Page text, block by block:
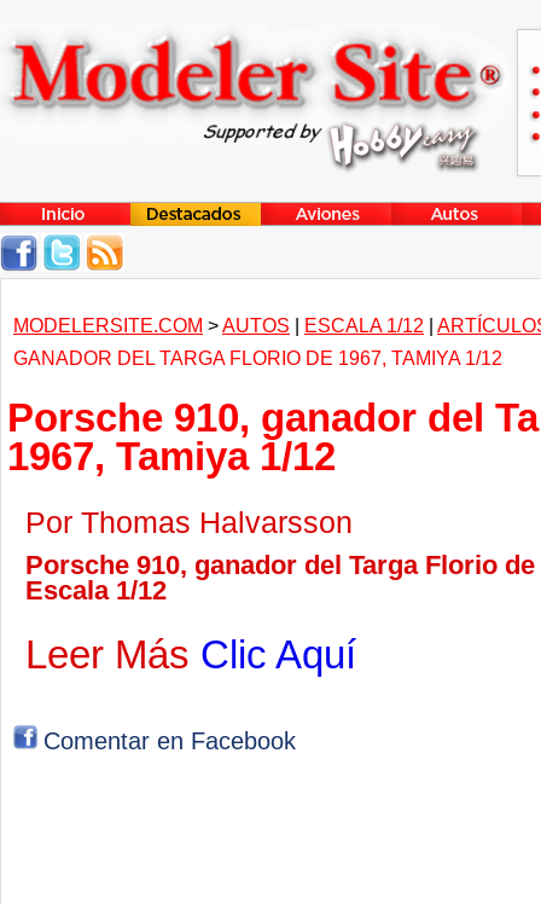
MODELERSITE.COM >AUTOS | ESCALA 1/12 |
GANADOR DEL TARGA FLORIO DE 1967, TAMIYA 1/12
Porsche 910, ganador del
1967, Tamiya 1/12
Por Thomas Halvarsson
Porsche 910, ganador del Targa Florio
Escala 1/12
Leer Más Clic Aquí
Comentar en Facebook